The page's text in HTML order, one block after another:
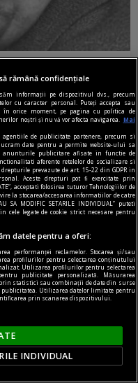
soteriologie la
și anume
deasupra
admirabilă”
rămână confidențiale
informații pe dispozitivul dvs., precum
cu caracter personal. Puteți accepta sau
orice moment, pe pagina cu politica de
noștri și nu vă vor afecta navigarea.
Mai
de publicitate partenere, precum si
date pentru a permite website-ului sa
publicitare afisate in functie de
aferente retelelor de socializare si
prevazute de art. 15-22 din GDPR in
Aceste drepturi pot fi exercitate prin
acceptati folosirea tuturor Tehnologiilor de
la stocarea/accesarea informatiilor de catre
MODIFIC SETARILE INDIVIDUAL” puteti
legate de cookie strict necesare pentru
datele pentru a oferi:
performanței reclamelor. Stocarea și/sau
profilurilor pentru selectarea conținutului
Utilizarea profilurilor pentru selectarea
publicitate personalizată. Măsurarea
statistici sau combinații de date din surse
Utilizarea datelor limitate pentru
prin scanarea dispozitivului.
INDIVIDUAL